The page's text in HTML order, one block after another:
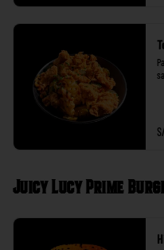
Juicy Lucy Prime